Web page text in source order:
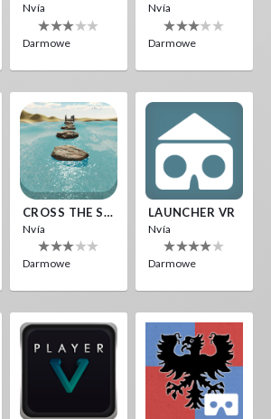
Nvía
Darmowe
Nvía
Darmowe
CROSS THE SEA
Nvía
Darmowe
LAUNCHER VR
Nvía
Darmowe